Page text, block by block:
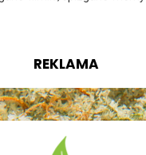
REKLAMA